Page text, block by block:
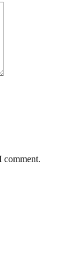
comment.